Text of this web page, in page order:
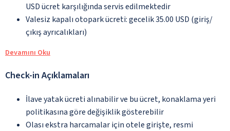
USD ücret karşılığında servis edilmektedir
Valesiz kapalı otopark ücreti: gecelik 35.00 USD (giriş/
çıkış ayrıcalıkları)
Devamını Oku
Check-in Açıklamaları
İlave yatak ücreti alınabilir ve bu ücret, konaklama yeri
politikasına göre değişiklik gösterebilir
Olası ekstra harcamalar için otele girişte, resmi